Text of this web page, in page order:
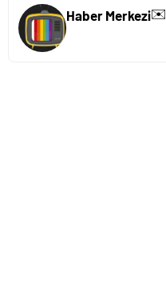
Haber Merkezi✉️